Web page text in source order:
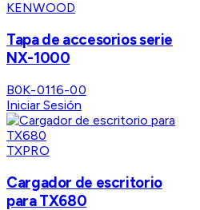
KENWOOD
Tapa de accesorios serie
NX-1000
B0K-0116-00
Iniciar Sesión
TXPRO
Cargador de escritorio
para TX680